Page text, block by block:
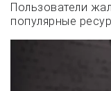
Пользователи
популярные